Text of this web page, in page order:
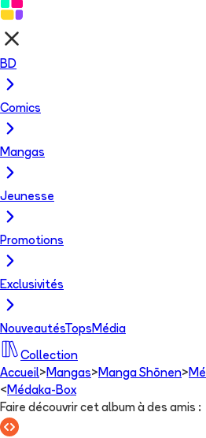
BD
Comics
Mangas
Jeunesse
Promotions
Exclusivités
NouveautésTops Média
Collection
Accueil> Mangas> Manga Shōnen>
< Médaka-Box
Faire découvrir cet album à des amis :